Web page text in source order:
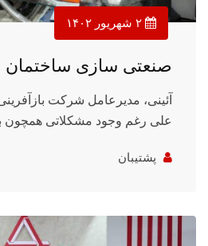
صنعتی سازی
آئینی، مدیرعامل شرکت
علی رغم وجود مشکلاتی همچون
پشتیبان